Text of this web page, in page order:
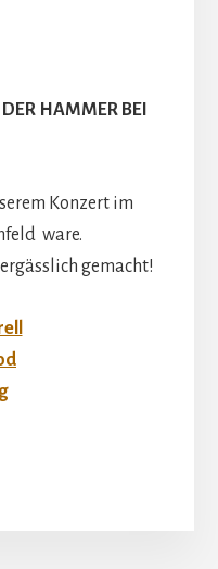
HAMMER BEI
Konzert im
ware.
gemacht!